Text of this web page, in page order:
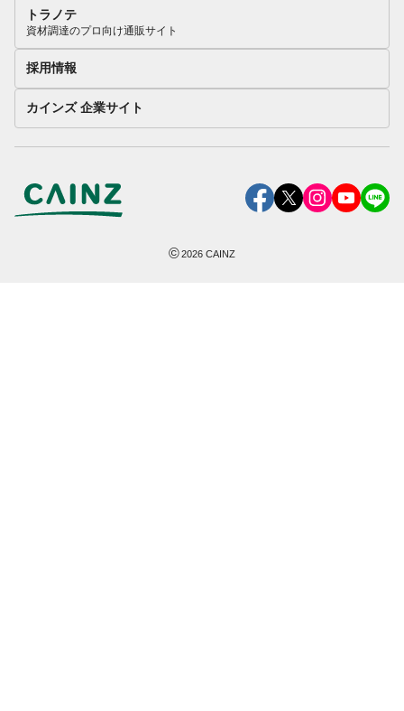
トラノテ
資材調達のプロ向け通販サイト
採用情報
カインズ 企業サイト
©2026 CAINZ